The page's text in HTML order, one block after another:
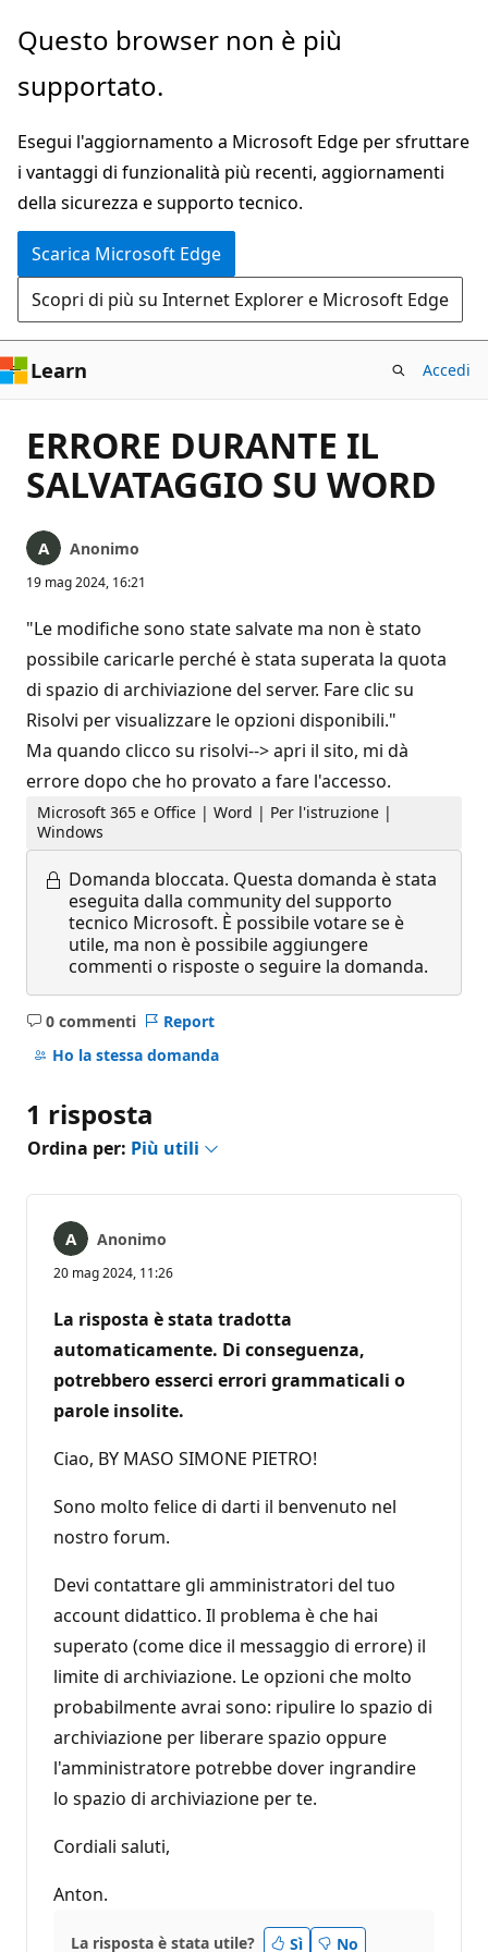
Ignora
passa
contenuto
principale
Questo browser non è più
supportato.
Esegui l'aggiornamento a Microsoft Edge per sfruttare
i vantaggi di funzionalità più recenti, aggiornamenti
della sicurezza e supporto tecnico.
Scarica Microsoft Edge
Scopri di più su Internet Explorer e Microsoft Edge
Learn Accedi
ERRORE DURANTE IL
SALVATAGGIO SU WORD
Anonimo
19 mag 2024, 16:21
"Le modifiche sono state salvate ma non è stato
possibile caricarle perché è stata superata la quota
di spazio di archiviazione del server. Fare clic su
Risolvi per visualizzare le opzioni disponibili."
Ma quando clicco su risolvi--> apri il sito, mi dà
errore dopo che ho provato a fare l'accesso.
Microsoft 365 e Office | Word | Per l'istruzione |
Windows
Domanda bloccata. Questa domanda è stata
eseguita dalla community del supporto
tecnico Microsoft. È possibile votare se è
utile, ma non è possibile aggiungere
commenti o risposte o seguire la domanda.
0 commenti
Nessun
commento
Report
Ho la stessa domanda
1 risposta
Ordina per: Più utili
Anonimo
20 mag 2024, 11:26
La risposta è stata tradotta
automaticamente. Di conseguenza,
potrebbero esserci errori grammaticali o
parole insolite.
Ciao, BY MASO SIMONE PIETRO!
Sono molto felice di darti il benvenuto nel
nostro forum.
Devi contattare gli amministratori del tuo
account didattico. Il problema è che hai
superato (come dice il messaggio di errore) il
limite di archiviazione. Le opzioni che molto
probabilmente avrai sono: ripulire lo spazio di
archiviazione per liberare spazio oppure
l'amministratore potrebbe dover ingrandire
lo spazio di archiviazione per te.
Cordiali saluti,
Anton.
La risposta è stata utile? Sì No